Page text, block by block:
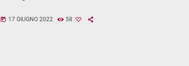
today 17 GIUGNO 2022 58